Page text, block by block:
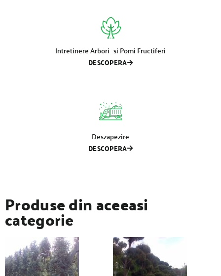
Intretinere Arbori si Pomi Fructiferi
DESCOPERA
Deszapezire
DESCOPERA
Produse din aceeasi
categorie